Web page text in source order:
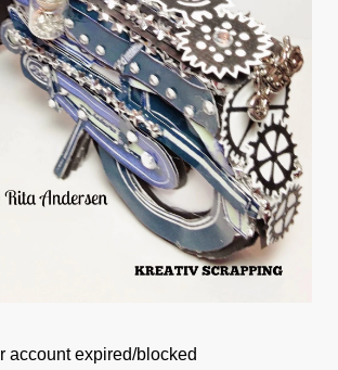
account expired/blocked